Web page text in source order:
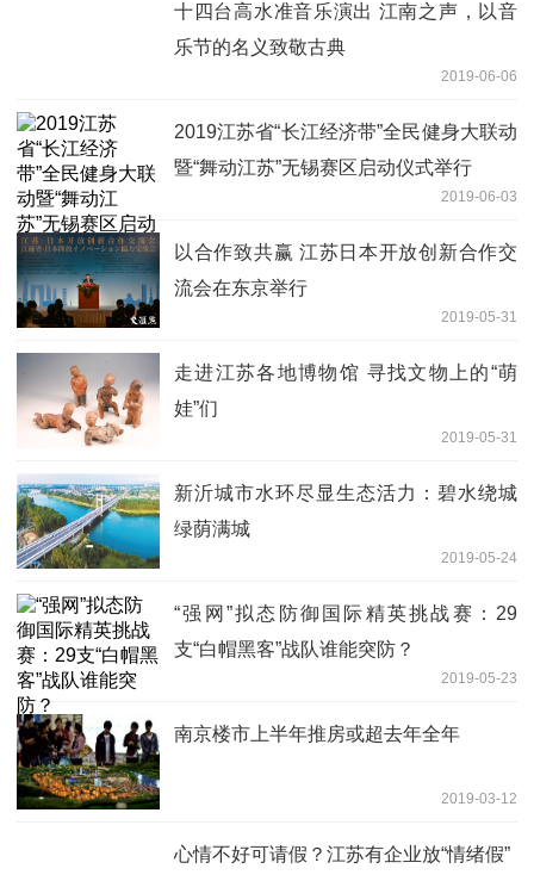
十四台高水准音乐演出 江南之声，以音
乐节的名义致敬古典
2019-06-06
2019江苏省“长江经济带”全民健身大联动
暨“舞动江苏”无锡赛区启动仪式举行
2019-06-03
以合作致共赢 江苏日本开放创新合作交
流会在东京举行
2019-05-31
走进江苏各地博物馆 寻找文物上的“萌
娃”们
2019-05-31
新沂城市水环尽显生态活力：碧水绕城
绿荫满城
2019-05-24
“强网”拟态防御国际精英挑战赛：29
支“白帽黑客”战队谁能突防？
2019-05-23
南京楼市上半年推房或超去年全年
2019-03-12
心情不好可请假？江苏有企业放“情绪假”